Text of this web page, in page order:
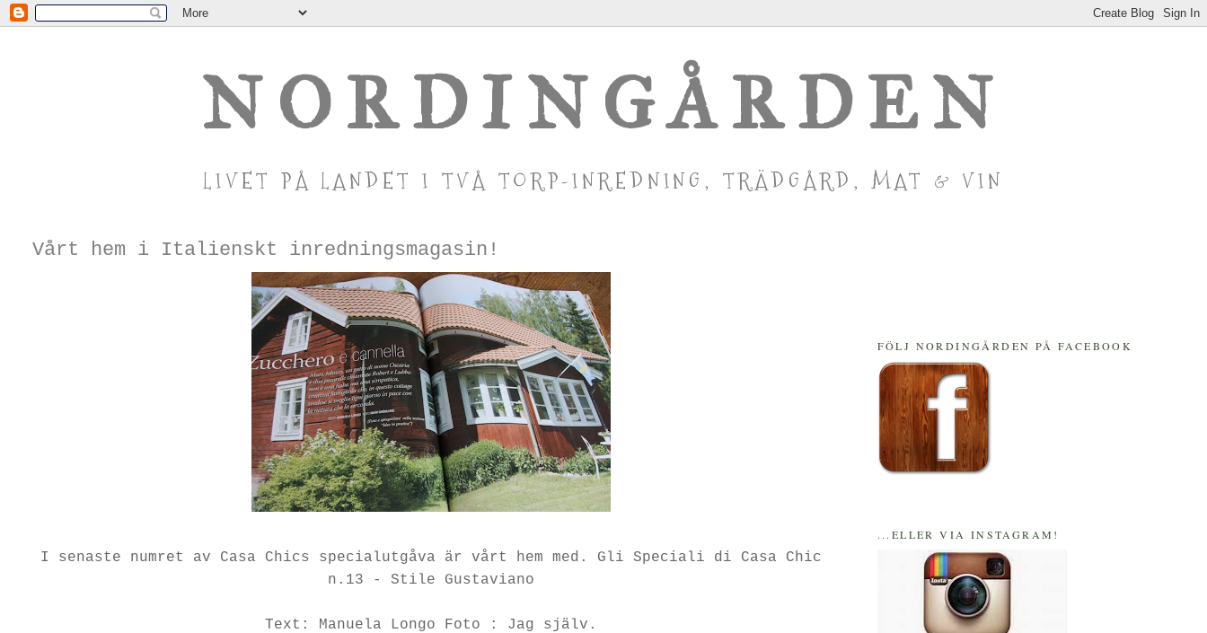
NORDINGÅRDEN
LIVET PÅ LANDET I TVÅ TORP-INREDNING, TRÄDGÅRD, MAT & VIN
Vårt hem i Italienskt inredningsmagasin!
I senaste numret av Casa Chics specialutgåva är vårt hem med. Gli Speciali di Casa Chic
n.13 - Stile Gustaviano
Text: Manuela Longo Foto : Jag själv.
FÖLJ NORDINGÅRDEN PÅ FACEBOOK
...ELLER VIA INSTAGRAM!